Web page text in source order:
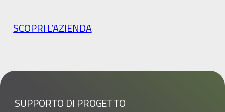
SCOPRI L’AZIENDA
SUPPORTO DI PROGETTO